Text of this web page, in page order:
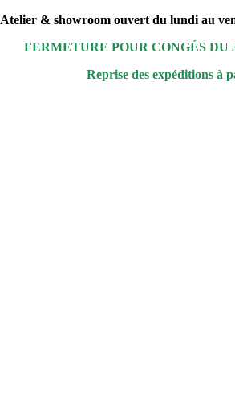
Atelier & showroom ouvert du lundi au
FERMETURE POUR CONGÉS
Reprise des expéditions à